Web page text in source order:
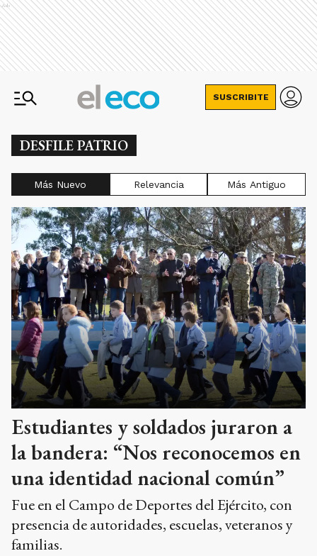
Ads
SUSCRIBITE
DESFILE PATRIO
Más Nuevo Relevancia Más Antiguo
Estudiantes y soldados juraron a
la bandera: “Nos reconocemos en
una identidad nacional común”
Fue en el Campo de Deportes del Ejército, con
presencia de autoridades, escuelas, veteranos y
familias.